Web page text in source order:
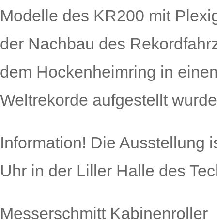
Modelle des KR200 mit
der Nachbau des
dem Hockenheimring in
Weltrekorde aufgestellt
Information! Die Ausstellung
Uhr in der Liller Halle des
Messerschmitt Kabinenroller